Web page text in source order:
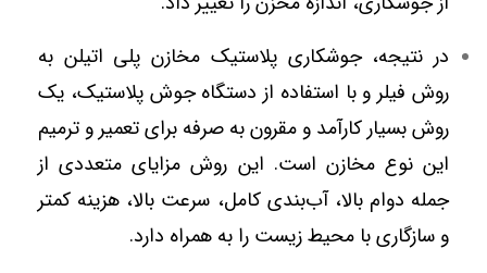
در نتیجه، جوشکاری پلاستیک مخازن پلی اتیلن به
روش فیلر و با استفاده از دستگاه جوش پلاستیک، یک
روش بسیار کارآمد و مقرون به صرفه برای تعمیر و ترمیم
این نوع مخازن است. این روش مزایای متعددی از
جمله دوام بالا، آب‌بندی کامل، سرعت بالا، هزینه کمتر
و سازگاری با محیط زیست را به همراه دارد.